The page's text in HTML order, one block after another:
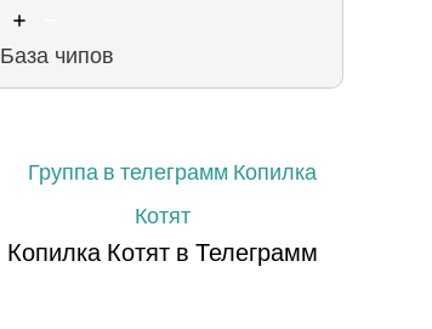
База чипов
Копилка Котят в Телеграмм